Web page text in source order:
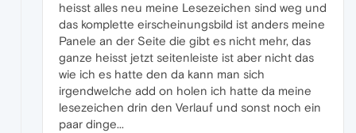
heisst alles neu meine Lesezeichen sind weg und
das komplette eirscheinungsbild ist anders meine
Panele an der Seite die gibt es nicht mehr, das
ganze heisst jetzt seitenleiste ist aber nicht das
wie ich es hatte den da kann man sich
irgendwelche add on holen ich hatte da meine
lesezeichen drin den Verlauf und sonst noch ein
paar dinge...